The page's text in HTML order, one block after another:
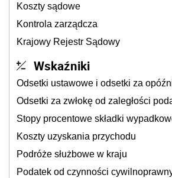
Koszty sądowe
Kontrola zarządcza
Krajowy Rejestr Sądowy
Wskaźniki
Odsetki ustawowe i odsetki za
Odsetki za zwłokę od zaległości
Stopy procentowe składki
Koszty uzyskania przychodu
Podróże służbowe w kraju
Podatek od czynności